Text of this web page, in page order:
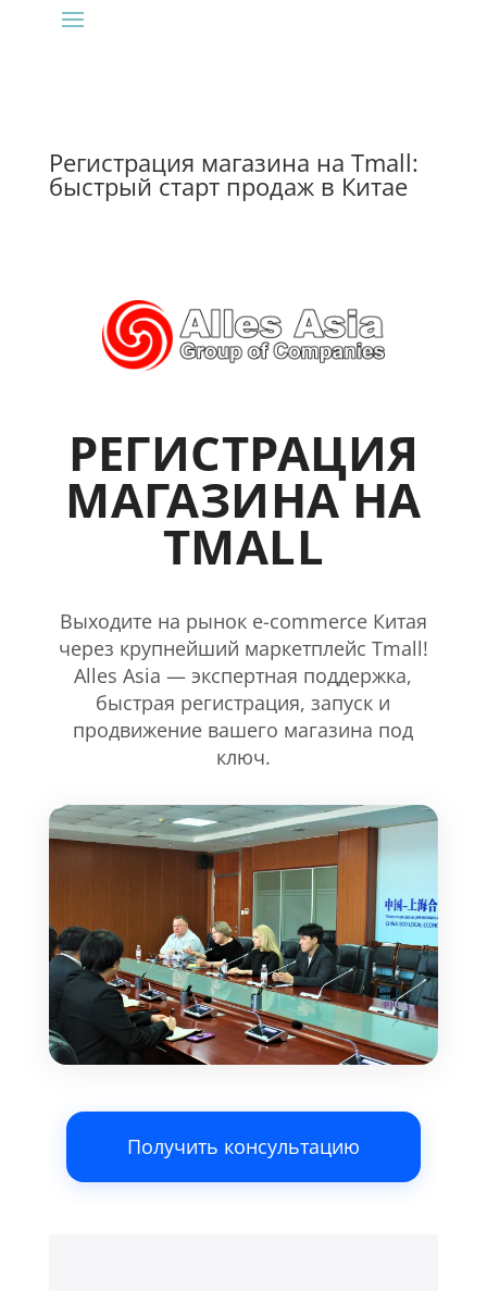
Регистрация магазина на Tmall:
быстрый старт продаж в Китае
РЕГИСТРАЦИЯ
МАГАЗИНА НА
TMALL
Выходите на рынок e-commerce Китая
через крупнейший маркетплейс Tmall!
Alles Asia — экспертная поддержка,
быстрая регистрация, запуск и
продвижение вашего магазина под
ключ.
Получить консультацию